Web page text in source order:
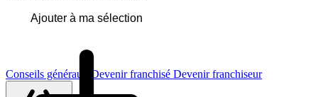
Conseils généraux Devenir franchisé Devenir franchiseur
Ajouter à ma sélection